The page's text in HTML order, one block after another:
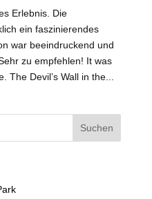
Erlebnis. Die
ein faszinierendes
war beeindruckend und
zu empfehlen! It was
Devil’s Wall in the...